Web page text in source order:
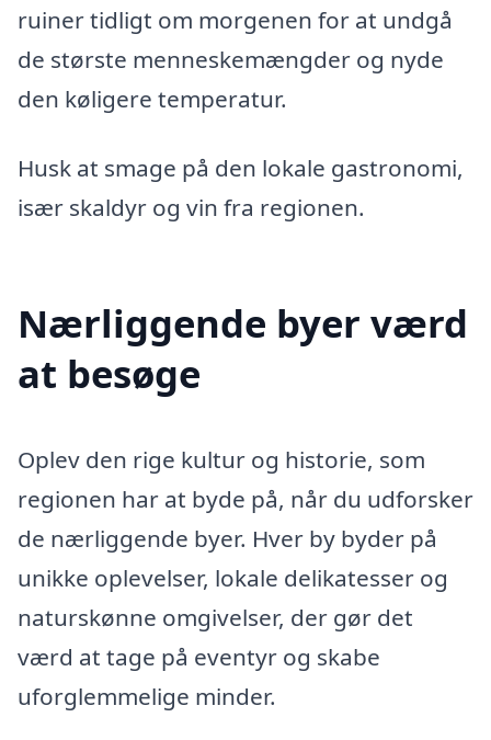
ruiner tidligt om morgenen for at undgå
de største menneskemængder og nyde
den køligere temperatur.
Husk at smage på den lokale gastronomi,
især skaldyr og vin fra regionen.
Nærliggende byer værd
at besøge
Oplev den rige kultur og historie, som
regionen har at byde på, når du udforsker
de nærliggende byer. Hver by byder på
unikke oplevelser, lokale delikatesser og
naturskønne omgivelser, der gør det
værd at tage på eventyr og skabe
uforglemmelige minder.